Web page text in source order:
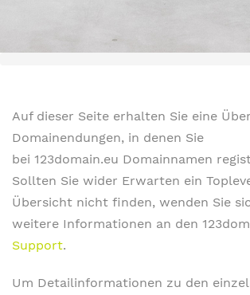
Auf dieser Seite erhalten Sie eine
Domainendungen, in denen Sie
bei 123domain.eu Domainnamen
Sollten Sie wider Erwarten ein
Übersicht nicht finden, wenden Sie
weitere Informationen an den
Support.
Um Detailinformationen zu den